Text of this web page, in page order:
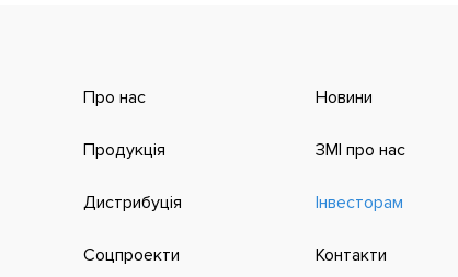
Про нас
Продукція
Дистрибуція
Соцпроекти
Новини
ЗМІ про нас
Інвесторам
Контакти